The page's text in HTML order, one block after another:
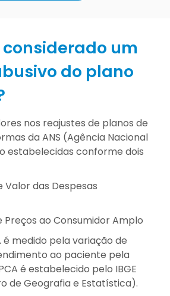
considerado um
do plano
nos reajustes de planos de
da ANS (Agência Nacional
estabelecidas conforme dois
Valor das Despesas
Preços ao Consumidor Amplo
é medido pela variação de
ao paciente pela
é estabelecido pelo IBGE
de Geografia e Estatística).